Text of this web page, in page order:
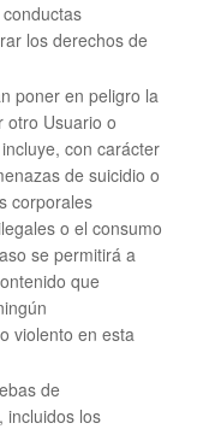
los derechos de
poner en peligro la
otro Usuario o
con carácter
de suicidio o
corporales
o el consumo
se permitirá a
que
violento en esta
de
incluidos los